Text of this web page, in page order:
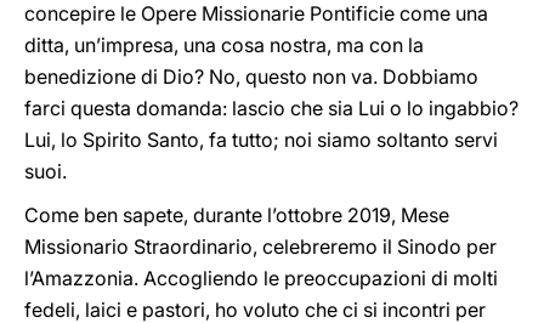
concepire le Opere Missionarie Pontificie come una
ditta, un’impresa, una cosa nostra, ma con la
benedizione di Dio? No, questo non va. Dobbiamo
farci questa domanda: lascio che sia Lui o lo ingabbio?
Lui, lo Spirito Santo, fa tutto; noi siamo soltanto servi
suoi.
Come ben sapete, durante l’ottobre 2019, Mese
Missionario Straordinario, celebreremo il Sinodo per
l’Amazzonia. Accogliendo le preoccupazioni di molti
fedeli, laici e pastori, ho voluto che ci si incontri per